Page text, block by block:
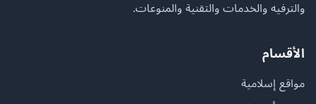
والترفيه والخدمات والتقنية والمنوعات.
الأقسام
مواقع إسلامية